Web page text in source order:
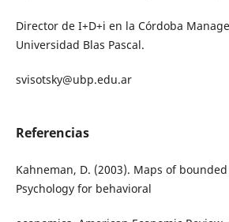
Director de I+D+i en la Córdoba
Universidad Blas Pascal.
svisotsky@ubp.edu.ar
Referencias
Kahneman, D. (2003). Maps of
Psychology for behavioral